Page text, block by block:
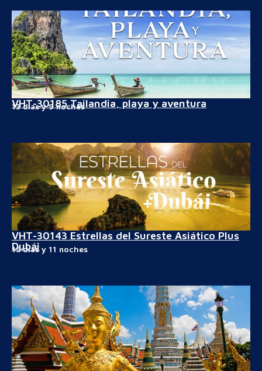
VHT-30185 Tailandia, playa y aventura
13 días y 9 noches
VHT-30143 Estrellas del Sureste Asiático Plus
Dubái
15 días y 11 noches